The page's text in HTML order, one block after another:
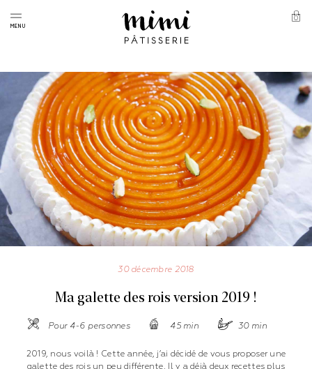
content
MENU
0
30 décembre 2018
Ma galette des rois version 2019 !
Pour 4-6 personnes 45 min 30 min
2019, nous voilà ! Cette année, j’ai décidé de vous proposer une
galette des rois un peu différente. Il y a déjà deux recettes plus